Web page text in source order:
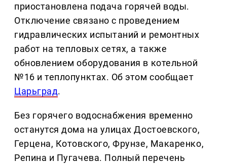
приостановлена подача горячей воды.
Отключение связано с проведением
гидравлических испытаний и ремонтных
работ на тепловых сетях, а также
обновлением оборудования в котельной
№16 и теплопунктах. Об этом сообщает
Царьград.
Без горячего водоснабжения временно
останутся дома на улицах Достоевского,
Герцена, Котовского, Фрунзе, Макаренко,
Репина и Пугачева. Полный перечень